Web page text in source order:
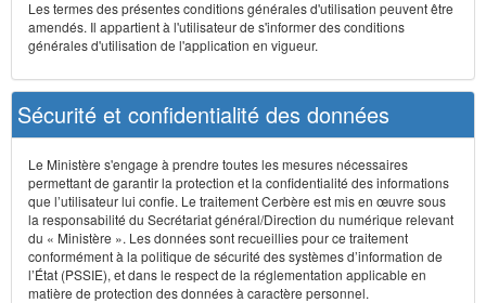
Les termes des présentes conditions générales d'utilisation peuvent être
amendés. Il appartient à l'utilisateur de s'informer des conditions
générales d'utilisation de l'application en vigueur.
Sécurité et confidentialité des données
Le Ministère s'engage à prendre toutes les mesures nécessaires
permettant de garantir la protection et la confidentialité des informations
que l’utilisateur lui confie. Le traitement Cerbère est mis en œuvre sous
la responsabilité du Secrétariat général/Direction du numérique relevant
du « Ministère ». Les données sont recueillies pour ce traitement
conformément à la politique de sécurité des systèmes d’information de
l’État (PSSIE), et dans le respect de la réglementation applicable en
matière de protection des données à caractère personnel.